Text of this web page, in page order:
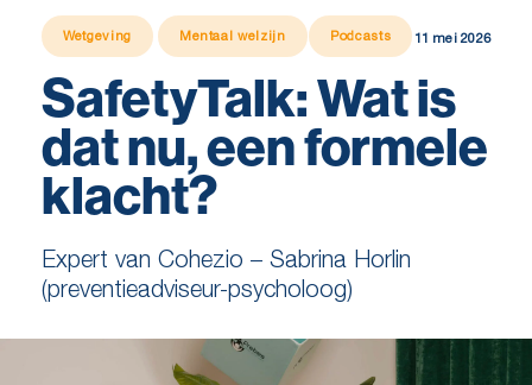
Wetgeving Mentaal welzijn Podcasts 11 mei 2026
SafetyTalk: Wat is
dat nu, een formele
klacht?
Expert van Cohezio – Sabrina Horlin
(preventieadviseur-psycholoog)